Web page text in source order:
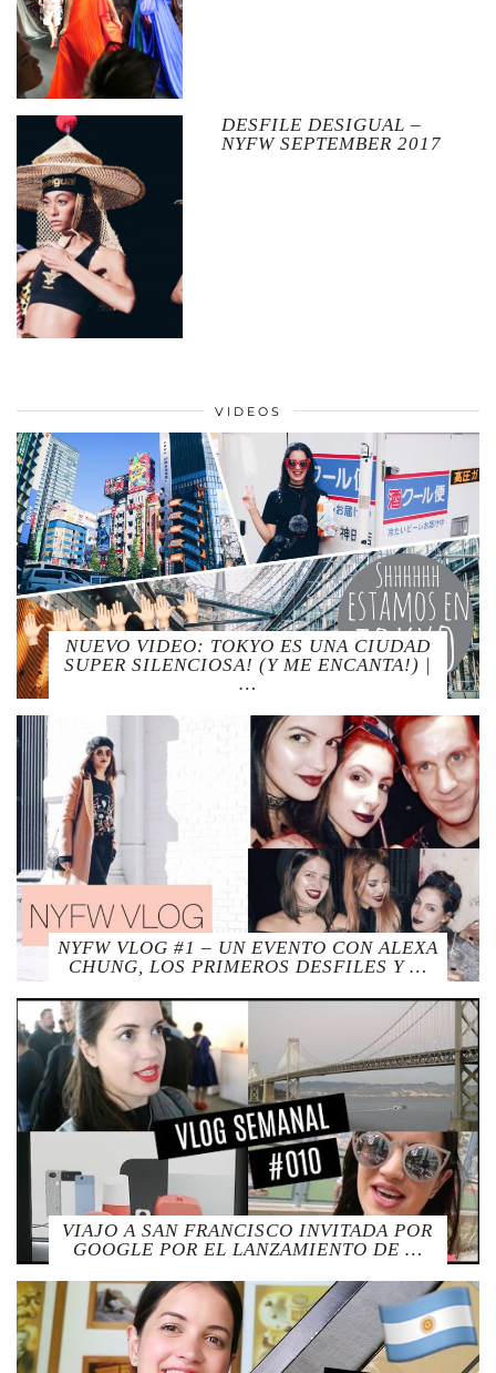
DESFILE DESIGUAL –
NYFW SEPTEMBER 2017
VIDEOS
NUEVO VIDEO: TOKYO ES UNA CIUDAD
SUPER SILENCIOSA! (Y ME ENCANTA!) |
…
NYFW VLOG #1 – UN EVENTO CON ALEXA
CHUNG, LOS PRIMEROS DESFILES Y …
VIAJO A SAN FRANCISCO INVITADA POR
GOOGLE POR EL LANZAMIENTO DE …